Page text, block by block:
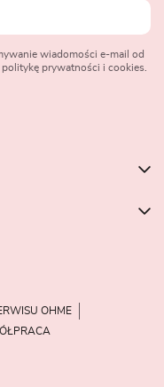
wiadomości e-mail od
prywatności i cookies.
OHME